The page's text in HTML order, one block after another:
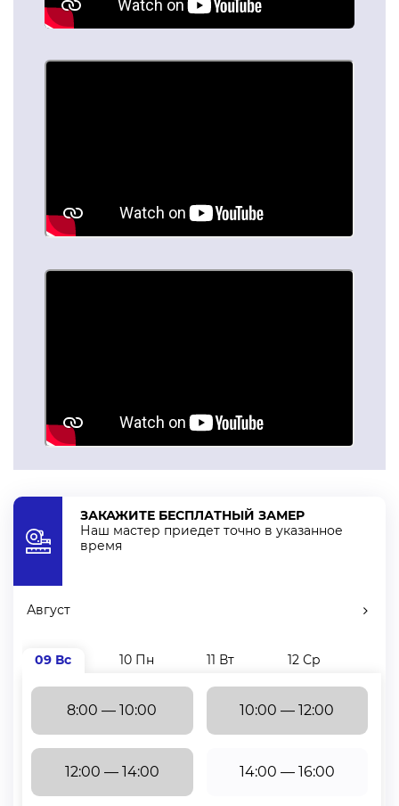
ЗАКАЖИТЕ БЕСПЛАТНЫЙ ЗАМЕР
Наш мастер приедет точно в указанное
время
Август
09 Вс 10 Пн 11 Вт 12 Ср
8:00 — 10:00 10:00 — 12:00
12:00 — 14:00 14:00 — 16:00